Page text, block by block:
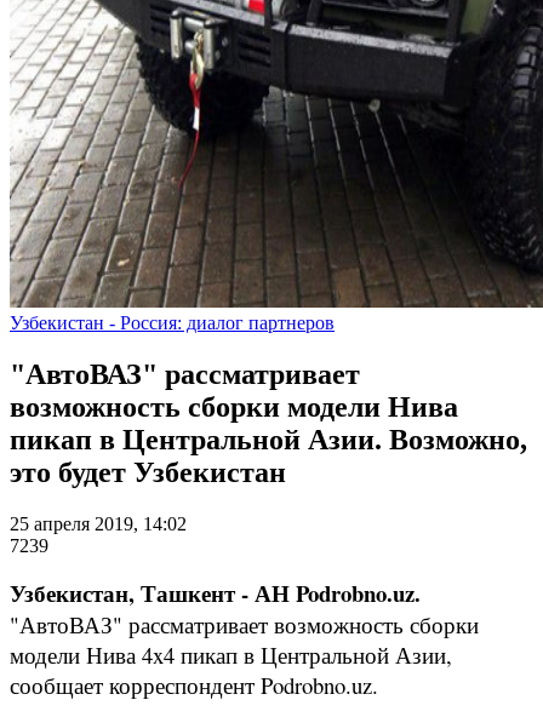
Узбекистан - Россия: диалог партнеров
"АвтоВАЗ" рассматривает
возможность сборки модели Нива
пикап в Центральной Азии. Возможно,
это будет Узбекистан
25 апреля 2019, 14:02
7239
Узбекистан, Ташкент - АН Podrobno.uz.
"АвтоВАЗ" рассматривает возможность сборки
модели Нива 4x4 пикап в Центральной Азии,
сообщает корреспондент Podrobno.uz.